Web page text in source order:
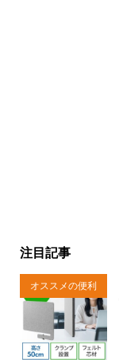
注目記事
オススメの便利
商品